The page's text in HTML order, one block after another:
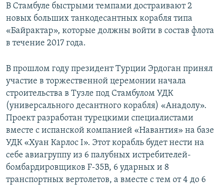
В Стамбуле быстрыми темпами достраивают 2
новых больших танкодесантных корабля типа
«Байрактар», которые должны войти в состав флота
в течение 2017 года.
В прошлом году президент Турции Эрдоган принял
участие в торжественной церемонии начала
строительства в Тузле под Стамбулом УДК
(универсального десантного корабля) «Анадолу».
Проект разработан турецкими специалистами
вместе с испанской компанией «Навантия» на базе
УДК «Хуан Карлос I». Этот корабль будет нести на
себе авиагруппу из 6 палубных истребителей-
бомбардировщиков F-35B, 6 ударных и 8
транспортных вертолетов, а вместе с тем от 4 до 6